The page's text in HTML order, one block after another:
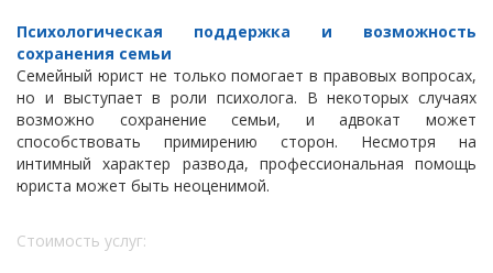
Психологическая поддержка и возможность
сохранения семьи
Семейный юрист не только помогает в правовых вопросах,
но и выступает в роли психолога. В некоторых случаях
возможно сохранение семьи, и адвокат может
способствовать примирению сторон. Несмотря на
интимный характер развода, профессиональная помощь
юриста может быть неоценимой.
Стоимость услуг: